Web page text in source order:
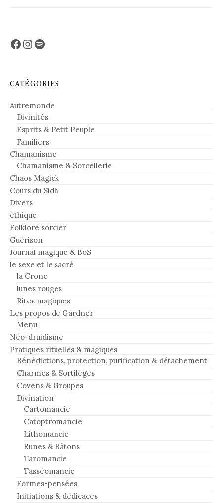
Facebook
Instagram
Spotify
CATÉGORIES
Autremonde
Divinités
Esprits & Petit Peuple
Familiers
Chamanisme
Chamanisme & Sorcellerie
Chaos Magick
Cours du Sidh
Divers
éthique
Folklore sorcier
Guérison
Journal magique & BoS
le sexe et le sacré
la Crone
lunes rouges
Rites magiques
Les propos de Gardner
Menu
Néo-druidisme
Pratiques rituelles & magiques
Bénédictions, protection, purification & détachement
Charmes & Sortilèges
Covens & Groupes
Divination
Cartomancie
Catoptromancie
Lithomancie
Runes & Bâtons
Taromancie
Tasséomancie
Formes-pensées
Initiations & dédicaces